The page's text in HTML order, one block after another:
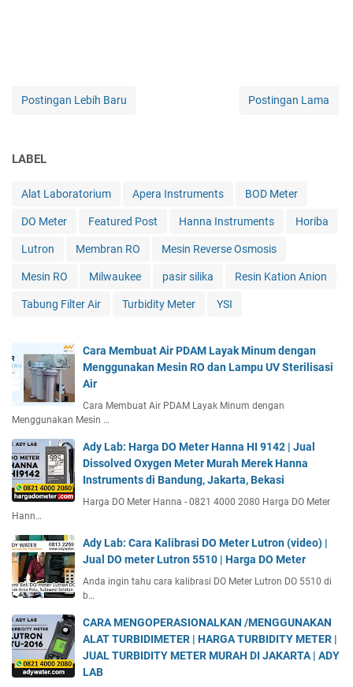
Postingan Lebih Baru Postingan Lama
LABEL
Alat Laboratorium Apera Instruments BOD Meter
DO Meter Featured Post Hanna Instruments Horiba
Lutron Membran RO Mesin Reverse Osmosis
Mesin RO Milwaukee pasir silika Resin Kation Anion
Tabung Filter Air Turbidity Meter YSI
Cara Membuat Air PDAM Layak Minum dengan
Menggunakan Mesin RO dan Lampu UV Sterilisasi
Air
Cara Membuat Air PDAM Layak Minum dengan
Menggunakan Mesin …
Ady Lab: Harga DO Meter Hanna HI 9142 | Jual
Dissolved Oxygen Meter Murah Merek Hanna
Instruments di Bandung, Jakarta, Bekasi
Harga DO Meter Hanna - 0821 4000 2080 Harga DO Meter
Hann…
Ady Lab: Cara Kalibrasi DO Meter Lutron (video) |
Jual DO meter Lutron 5510 | Harga DO Meter
Anda ingin tahu cara kalibrasi DO Meter Lutron DO 5510 di
b…
CARA MENGOPERASIONALKAN /MENGGUNAKAN
ALAT TURBIDIMETER | HARGA TURBIDITY METER |
JUAL TURBIDITY METER MURAH DI JAKARTA | ADY
LAB